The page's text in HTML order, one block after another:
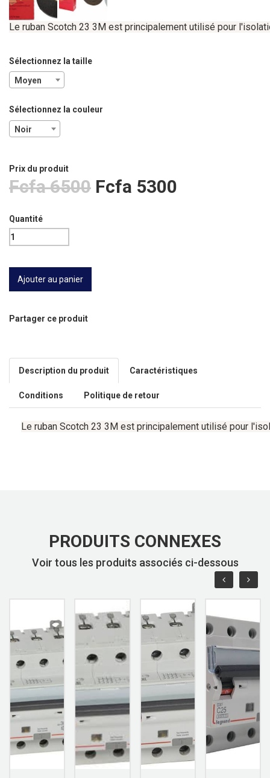
Le ruban Scotch 23 3M est principalement utilisé pour
Sélectionnez la taille
Moyen
Sélectionnez la couleur
Noir
Prix ​​du produit
Fcfa 6500 Fcfa 5300
Quantité
Partager ce produit
Description du produit Caractéristiques
Conditions Politique de retour
Le ruban Scotch 23 3M est principalement utilisé pour
PRODUITS CONNEXES
Voir tous les produits associés ci-dessous